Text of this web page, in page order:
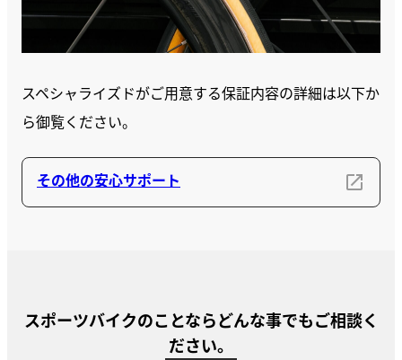
スペシャライズドがご用意する保証内容の詳細は以下か
ら御覧ください。
その他の安心サポート
スポーツバイクのことならどんな事でもご相談く
ださい。